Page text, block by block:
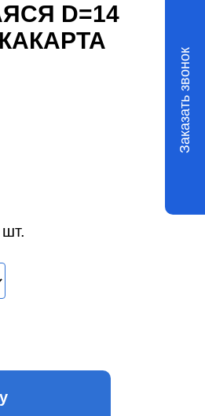
D=14
шт.
Заказать звонок